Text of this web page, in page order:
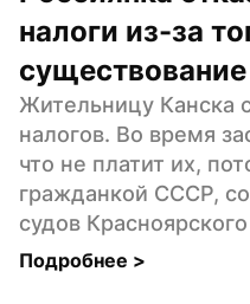
налоги из-за
Жительницу Канска
налогов. Во время
что не платит их,
гражданкой СССР,
судов
Подробнее >